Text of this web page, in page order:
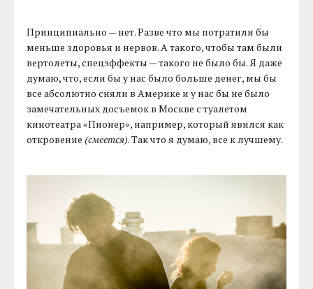
Принципиально — нет. Разве что мы потратили бы
меньше здоровья и нервов. А такого, чтобы там были
вертолеты, спецэффекты — такого не было бы. Я даже
думаю, что, если бы у нас было больше денег, мы бы
все абсолютно сняли в Америке и у нас бы не было
замечательных досъемок в Москве с туалетом
кинотеатра «Пионер», например, который явился как
откровение(смеется). Так что я думаю, все к лучшему.